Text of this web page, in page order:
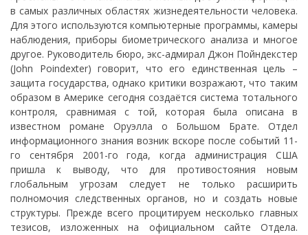
в самых различных областях жизнедеятельности человека.
Для этого используются компьютерные программы, камеры
наблюдения, приборы биометрического анализа и многое
другое. Руководитель бюро, экс-адмирал Джон Пойндекстер
(John Poindexter) говорит, что его единственная цель –
защита государства, однако критики возражают, что таким
образом в Америке сегодня создаётся система тотального
контроля, сравнимая с той, которая была описана в
известном романе Оруэлла о Большом Брате. Отдел
информационного знания возник вскоре после событий 11-
го сентября 2001-го года, когда администрация США
пришла к выводу, что для противостояния новым
глобальным угрозам следует не только расширить
полномочия следственных органов, но и создать новые
структуры. Прежде всего процитируем несколько главных
тезисов, изложенных на официальном сайте Отдела.